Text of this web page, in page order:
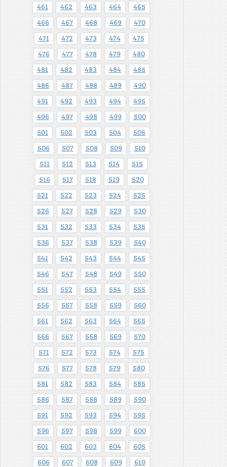
461 462 463 464 465
466 467 468 469 470
471 472 473 474 475
476 477 478 479 480
481 482 483 484 485
486 487 488 489 490
491 492 493 494 495
496 497 498 499 500
501 502 503 504 505
506 507 508 509 510
511 512 513 514 515
516 517 518 519 520
521 522 523 524 525
526 527 528 529 530
531 532 533 534 535
536 537 538 539 540
541 542 543 544 545
546 547 548 549 550
551 552 553 554 555
556 557 558 559 560
561 562 563 564 565
566 567 568 569 570
571 572 573 574 575
576 577 578 579 580
581 582 583 584 585
586 587 588 589 590
591 592 593 594 595
596 597 598 599 600
601 602 603 604 605
606 607 608 609 610